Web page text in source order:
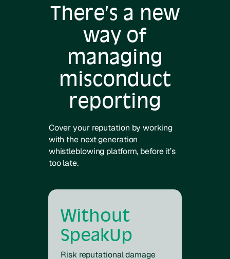
There’s a new
way of
managing
misconduct
reporting
Cover your reputation by working
with the next generation
whistleblowing platform, before it’s
too late.
Without
SpeakUp
Risk reputational damage